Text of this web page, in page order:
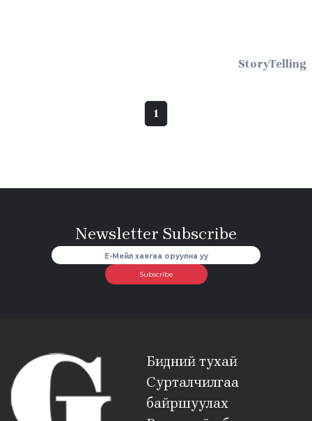
StoryTelling
1
Newsletter Subscribe
Subscribe
Бидний тухай
Сурталчилгаа
байршуулах